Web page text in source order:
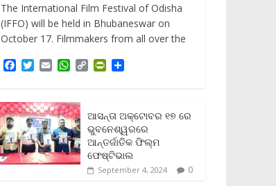
The International Film Festival of Odisha
(IFFO) will be held in Bhubaneswar on
October 17. Filmmakers from all over the
e
b
o
o
k
T
t
t
e
r
E
i
l
W
t
s
A
p
p
C
L
i
n
k
P
t
F
r
i
e
n
e
ଆସନ୍ତା ଅକ୍ଟୋବର ୧୭ ରେ
ଭୁବନେଶ୍ୱରରେ
ଆନ୍ତର୍ଜାତିକ ଫିଲ୍ମ
ଫେଷ୍ଟିଭାଲ
September 4, 2024 0